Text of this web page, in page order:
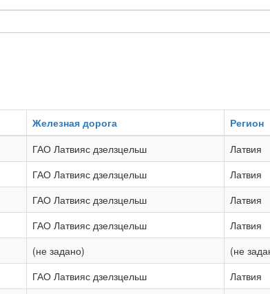
Железная дорога
Регион
ГАО Латвияс дзелзцельш
Латвия
ГАО Латвияс дзелзцельш
Латвия
ГАО Латвияс дзелзцельш
Латвия
ГАО Латвияс дзелзцельш
Латвия
(не задано)
(не
ГАО Латвияс дзелзцельш
Латвия